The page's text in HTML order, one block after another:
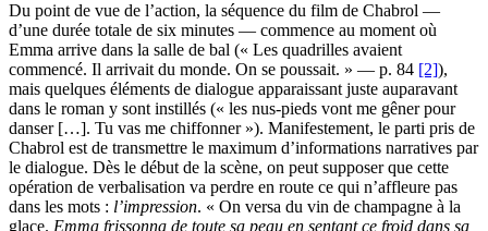
Du point de vue de l’action, la séquence du film de Chabrol —
d’une durée totale de six minutes — commence au moment où
Emma arrive dans la salle de bal (« Les quadrilles avaient
commencé. Il arrivait du monde. On se poussait. » — p. 84 [2]),
mais quelques éléments de dialogue apparaissant juste auparavant
dans le roman y sont instillés (« les nus-pieds vont me gêner pour
danser […]. Tu vas me chiffonner »). Manifestement, le parti pris de
Chabrol est de transmettre le maximum d’informations narratives par
le dialogue. Dès le début de la scène, on peut supposer que cette
opération de verbalisation va perdre en route ce qui n’affleure pas
dans les mots : l’impression. « On versa du vin de champagne à la
glace. Emma frissonna de toute sa peau en sentant ce froid dans sa